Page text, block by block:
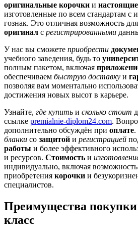
оригинальные корочки и
изготовленные по всем стандартам с
гознак. Это отличная возможность
оригинал с регистрированными
У нас вы сможете приобрести
учебного заведения, будь то
полным пакетом, включая
обеспечиваем быструю доставку и
позволяя вам моментально
достижения новых высот в карьере.
Узнайте, где купить и сколько стоит
ссылке premialnie-diplom24.com.
дополнительно обсуждён при оплате.
бланки со защитой и регистрацией
работы и более эффективного
и ресурсов. Стоимость и
индивидуально, включая
приобретения корочки и
специалистов.
Преимущества покупки
класс